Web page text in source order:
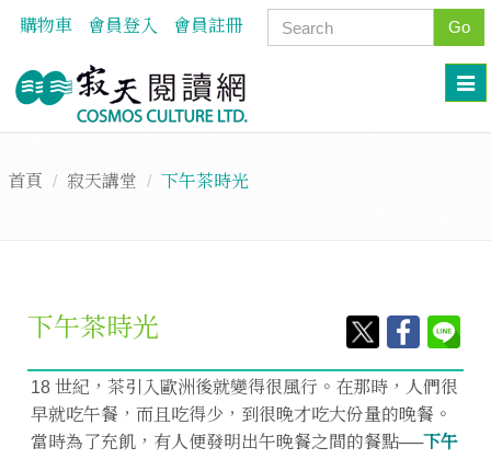
Go
購物車 會員登入 會員註冊
首頁 寂天講堂 下午茶時光
下午茶時光
18 世紀，茶引入歐洲後就變得很風行。在那時，人們很
早就吃午餐，而且吃得少，到很晚才吃大份量的晚餐。
當時為了充飢，有人便發明出午晚餐之間的餐點──下午